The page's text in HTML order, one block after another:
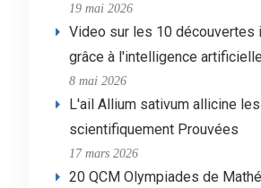
19 mai 2026
Video sur les 10 découvertes
grâce à l'intelligence artificielle
8 mai 2026
L'ail Allium sativum allicine
scientifiquement Prouvées
17 mars 2026
20 QCM Olympiades de